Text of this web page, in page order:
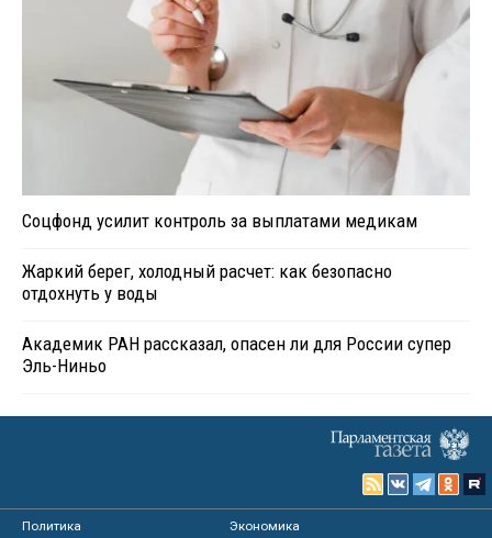
Соцфонд усилит контроль за выплатами медикам
Жаркий берег, холодный расчет: как безопасно
отдохнуть у воды
Академик РАН рассказал, опасен ли для России супер
Эль-Ниньо
Политика
Экономика